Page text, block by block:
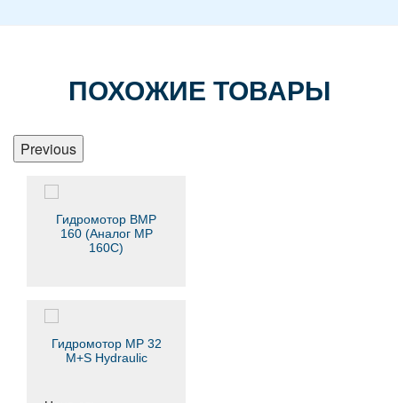
ПОХОЖИЕ ТОВАРЫ
Previous
Гидромотор ВМР
160 (Аналог MP
160C)
Гидромотор MP 32
M+S Hydraulic